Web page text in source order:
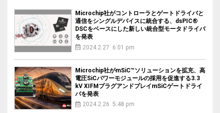
Microchip社がコントローラとゲートドライバと
通信をシングルデバイスに統合する、dsPIC®
DSCをベースにした新しい統合型モータドライバ
を発表
2024.2.27 6:01 pm
Microchip社がmSiC™ソリューションを拡充、高
電圧SiCパワーモジュールの採用を促進する3.3
kV XIFMプラグアンドプレイmSiCゲートドライ
バを発表
2024.2.26 5:48 pm